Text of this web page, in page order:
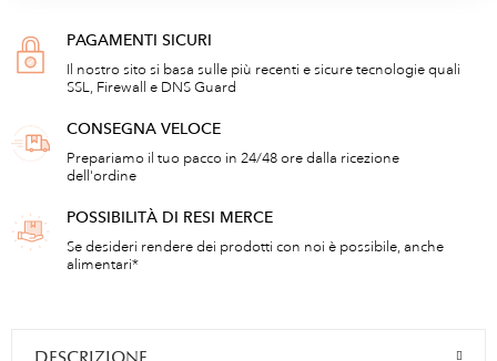
PAGAMENTI SICURI
Il nostro sito si basa sulle più recenti e sicure tecnologie quali
SSL, Firewall e DNS Guard
CONSEGNA VELOCE
Prepariamo il tuo pacco in 24/48 ore dalla ricezione
dell'ordine
POSSIBILITÀ DI RESI MERCE
Se desideri rendere dei prodotti con noi è possibile, anche
alimentari*